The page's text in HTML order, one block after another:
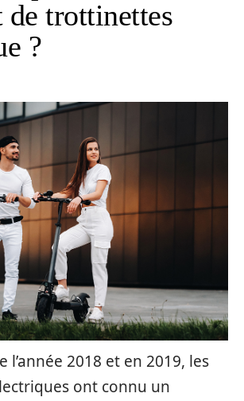
de trottinettes
?
l’année 2018 et en 2019, les
ont connu un